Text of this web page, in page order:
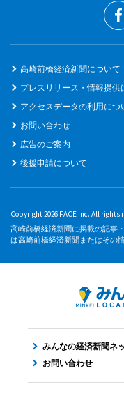
高崎前橋経済新聞について
プレスリリース・情報提供
アクセスデータの利用につ
お問い合わせ
広告のご案内
後援申請について
Copyright 2026 FACE Inc. All rights
高崎前橋経済新聞に掲載の記事
は高崎前橋経済新聞またはその
みんなの経済新聞ネ
お問い合わせ